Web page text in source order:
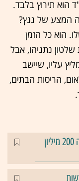
הוא תירוץ בלבד.
המצע של גנץ?
הוא כל הזמן
נתניהו, אבל
עליו, שיישב
הריסות הבתים,
מבקר המדינה: המפלגות עדיין חייבות למדינה 200 מיליון